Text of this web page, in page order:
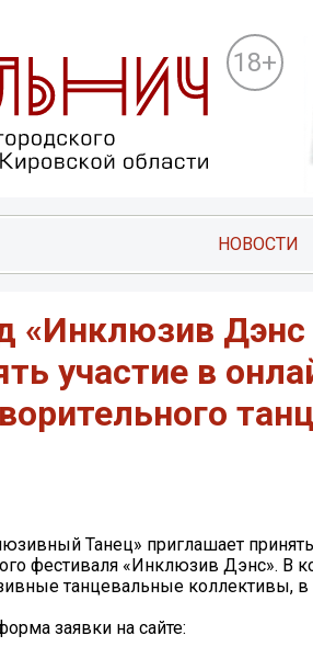
18+
НОВОСТИ
«Инклюзив
участие в
Танец» приглашает принять
фестиваля «Инклюзив Дэнс». В
танцевальные коллективы,
заявки на сайте: